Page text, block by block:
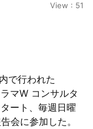
集積地に
View : 51
で行われた
マW コンサルタ
ート、毎週日曜
会に参加した。